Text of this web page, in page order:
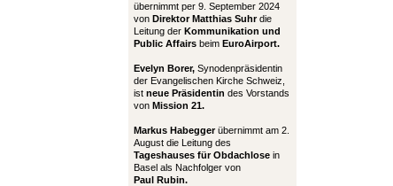
übernimmt per 9. September 2024
von Direktor Matthias Suhrdie
Leitung der Kommunikation und
Public Affairs beim EuroAirport.
Evelyn Borer, Synodenpräsidentin
der Evangelischen Kirche Schweiz,
ist neue Präsidentin des Vorstands
von Mission 21.
Markus Habeggerübernimmt am 2.
August die Leitung des
Tageshauses für Obdachlose in
Basel als Nachfolger von
Paul Rubin.